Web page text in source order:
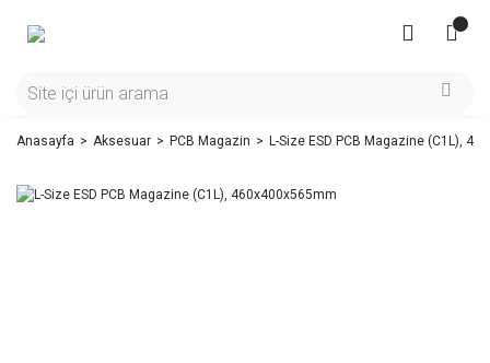
Anasayfa Aksesuar PCB Magazin L-Size ESD PCB Magazine (C1L),